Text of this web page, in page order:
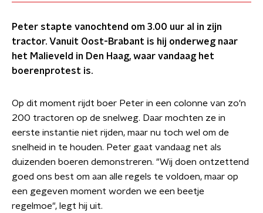
Peter stapte vanochtend om 3.00 uur al in zijn
tractor. Vanuit Oost-Brabant is hij onderweg naar
het Malieveld in Den Haag, waar vandaag het
boerenprotest is.
Op dit moment rijdt boer Peter in een colonne van zo'n
200 tractoren op de snelweg. Daar mochten ze in
eerste instantie niet rijden, maar nu toch wel om de
snelheid in te houden. Peter gaat vandaag net als
duizenden boeren demonstreren. "Wij doen ontzettend
goed ons best om aan alle regels te voldoen, maar op
een gegeven moment worden we een beetje
regelmoe", legt hij uit.